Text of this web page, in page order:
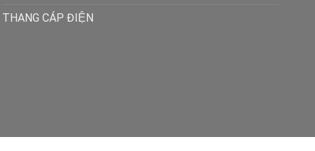
THANG CÁP ĐIỆN